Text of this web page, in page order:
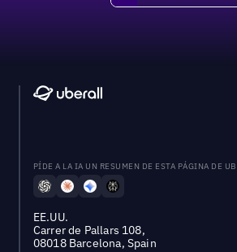
PÍDE A LA IA UN RESUMEN DE ESTA PÁGINA DE
EE.UU.
Carrer de Pallars 108,
08018 Barcelona, Spain